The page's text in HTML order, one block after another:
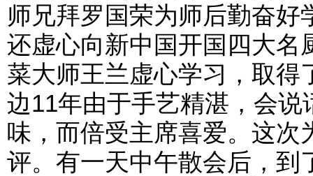
师兄拜罗国荣为师后勤奋
还虚心向新中国开国四大名
菜大师王兰虚心学习，取得
边11年由于手艺精湛，会
味，而倍受主席喜爱。这次
评。有一天中午散会后，到